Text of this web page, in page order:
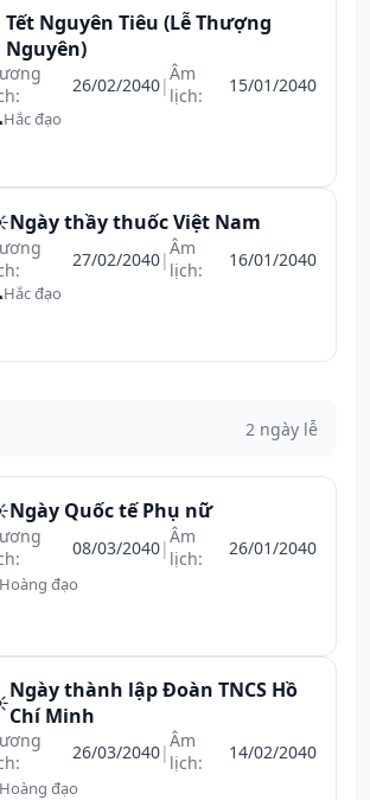
Tết Nguyên Tiêu (Lễ Thượng
Nguyên)
26/02/2040|Âm
lịch:
15/01/2040
Hắc đạo
Ngày thầy thuốc Việt Nam
27/02/2040|Âm
lịch:
16/01/2040
Hắc đạo
2 ngày lễ
Ngày Quốc tế Phụ nữ
08/03/2040|Âm
lịch:
26/01/2040
Hoàng đạo
Ngày thành lập Đoàn TNCS Hồ
Chí Minh
26/03/2040|Âm
lịch:
14/02/2040
Hoàng đạo